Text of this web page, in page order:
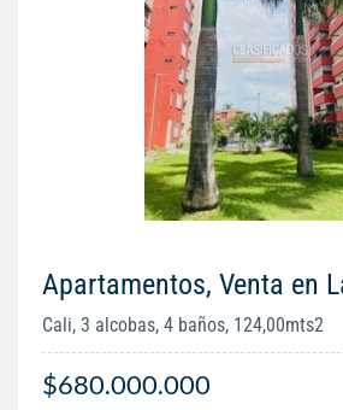
Apartamentos, Venta en
Cali, 3 alcobas, 4 baños, 124,00mts2
$680.000.000